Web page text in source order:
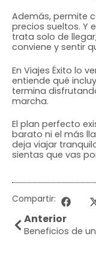
Además, permite
precios sueltos. Y
trata solo de
conviene y sentir
En Viajes Éxito lo
entiende qué
termina
marcha.
El plan perfecto
barato ni el más
deja viajar
sientas que vas
Compartir:
Anterior